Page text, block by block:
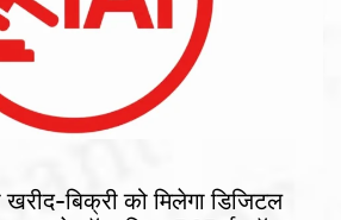
खरीद-बिक्री को मिलेगा डिजिटल